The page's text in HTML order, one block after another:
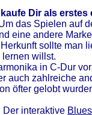
Dir als erstes
das Spielen auf
eine andere
sollte
lernen willst.
in C-Dur
auch zahlreiche
öfter gelobt
Der interaktive